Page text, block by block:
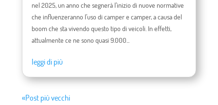
nel 2025, un anno che segnerà l’inizio di nuove normative
che influenzeranno l’uso di camper e camper, a causa del
boom che sta vivendo questo tipo di veicoli. In effetti,
attualmente ce ne sono quasi 9.000...
leggi di più
«Post più vecchi